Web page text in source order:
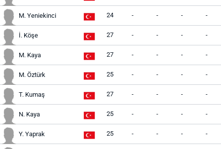
M. Yeniekinci 24 - - - -
İ. Köşe 27 - - - -
M. Kaya 27 - - - -
M. Öztürk 25 - - - -
T. Kumaş 27 - - - -
N. Kaya 25 - - - -
Y. Yaprak 25 - - - -